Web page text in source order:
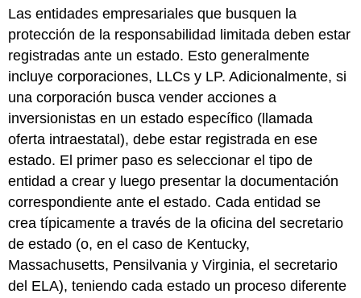
Las entidades empresariales que busquen la
protección de la responsabilidad limitada deben estar
registradas ante un estado. Esto generalmente
incluye corporaciones, LLCs y LP. Adicionalmente, si
una corporación busca vender acciones a
inversionistas en un estado específico (llamada
oferta intraestatal), debe estar registrada en ese
estado. El primer paso es seleccionar el tipo de
entidad a crear y luego presentar la documentación
correspondiente ante el estado. Cada entidad se
crea típicamente a través de la oficina del secretario
de estado (o, en el caso de Kentucky,
Massachusetts, Pensilvania y Virginia, el secretario
del ELA), teniendo cada estado un proceso diferente